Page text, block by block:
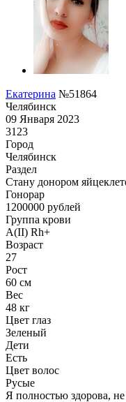
Екатерина №51864
Челябинск
09 Января 2023
3123
Город
Челябинск
Раздел
Стану донором
Гонoрар
1200000 рублей
Группа крови
A(II) Rh+
Возраст
27
Рост
60 см
Вес
48 кг
Цвет глаз
Зеленый
Дети
Есть
Цвет волос
Русые
Я полностью здорова,